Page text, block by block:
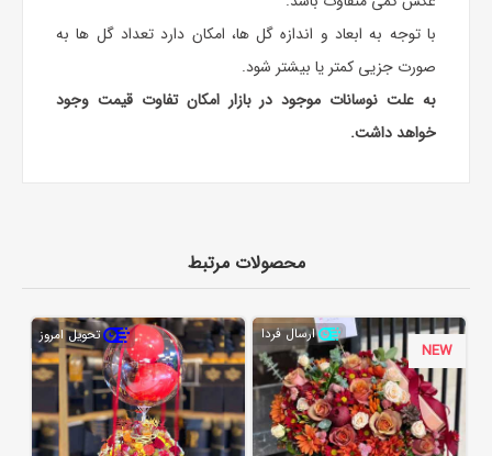
با توجه به ابعاد و اندازه گل ها، امکان دارد تعداد گل ها به
صورت جزیی کمتر یا بیشتر شود.
به علت نوسانات موجود در بازار امکان تفاوت قیمت وجود
خواهد داشت.
محصولات مرتبط
ارسال فردا
NEW
تحویل امروز